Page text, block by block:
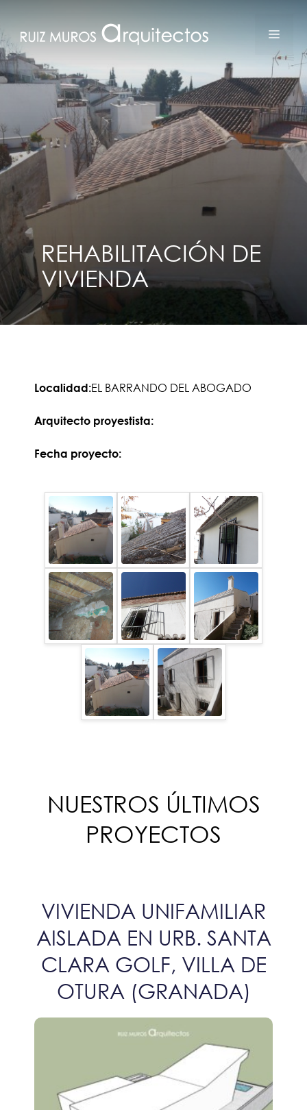
contenido
REHABILITACIÓN DE
VIVIENDA
Localidad:EL BARRANDO DEL ABOGADO
Arquitecto proyestista:
Fecha proyecto:
NUESTROS ÚLTIMOS
PROYECTOS
VIVIENDA UNIFAMILIAR
AISLADA EN URB. SANTA
CLARA GOLF, VILLA DE
OTURA (GRANADA)